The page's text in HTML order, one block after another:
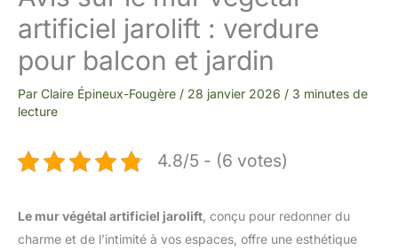
artificiel jarolift : verdure
pour balcon et jardin
Par Claire Épineux-Fougère / 28 janvier 2026 / 3 minutes de
lecture
4.8/5 - (6 votes)
Le mur végétal artificiel jarolift , conçu pour redonner du
charme et de l’intimité à vos espaces, offre une esthétique